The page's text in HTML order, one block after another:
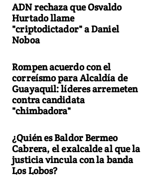
ADN rechaza que Osvaldo
Hurtado llame
"criptodictador" a Daniel
Noboa
Rompen acuerdo con el
correísmo para Alcaldía de
Guayaquil: líderes arremeten
contra candidata
"chimbadora"
¿Quién es Baldor Bermeo
Cabrera, el exalcalde al que la
justicia vincula con la banda
Los Lobos?